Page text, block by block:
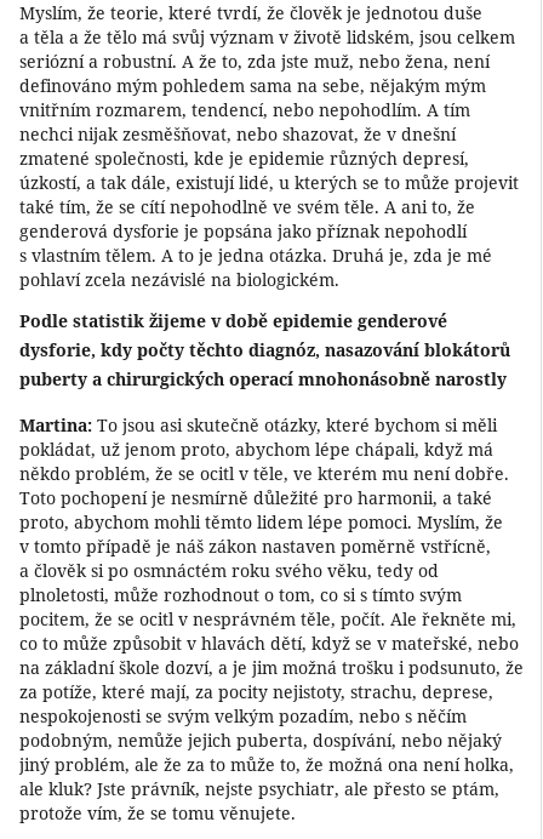
Myslím, že teorie, které tvrdí, že člověk je jednotou duše
a těla a že tělo má svůj význam v životě lidském, jsou celkem
seriózní a robustní. A že to, zda jste muž, nebo žena, není
definováno mým pohledem sama na sebe, nějakým mým
vnitřním rozmarem, tendencí, nebo nepohodlím. A tím
nechci nijak zesměšňovat, nebo shazovat, že v dnešní
zmatené společnosti, kde je epidemie různých depresí,
úzkostí, a tak dále, existují lidé, u kterých se to může projevit
také tím, že se cítí nepohodlně ve svém těle. A ani to, že
genderová dysforie je popsána jako příznak nepohodlí
s vlastním tělem. A to je jedna otázka. Druhá je, zda je mé
pohlaví zcela nezávislé na biologickém.
Podle statistik žijeme v době epidemie genderové
dysforie, kdy počty těchto diagnóz, nasazování blokátorů
puberty a chirurgických operací mnohonásobně narostly
Martina: To jsou asi skutečně otázky, které bychom si měli
pokládat, už jenom proto, abychom lépe chápali, když má
někdo problém, že se ocitl v těle, ve kterém mu není dobře.
Toto pochopení je nesmírně důležité pro harmonii, a také
proto, abychom mohli těmto lidem lépe pomoci. Myslím, že
v tomto případě je náš zákon nastaven poměrně vstřícně,
a člověk si po osmnáctém roku svého věku, tedy od
plnoletosti, může rozhodnout o tom, co si s tímto svým
pocitem, že se ocitl v nesprávném těle, počít. Ale řekněte mi,
co to může způsobit v hlavách dětí, když se v mateřské, nebo
na základní škole dozví, a je jim možná trošku i podsunuto, že
za potíže, které mají, za pocity nejistoty, strachu, deprese,
nespokojenosti se svým velkým pozadím, nebo s něčím
podobným, nemůže jejich puberta, dospívání, nebo nějaký
jiný problém, ale že za to může to, že možná ona není holka,
ale kluk? Jste právník, nejste psychiatr, ale přesto se ptám,
protože vím, že se tomu věnujete.